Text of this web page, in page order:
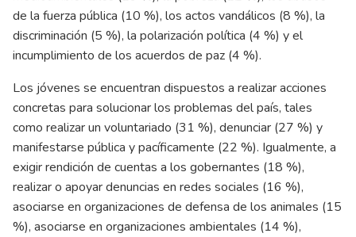
de la fuerza pública (10 %), los actos vandálicos (8 %), la
discriminación (5 %), la polarización política (4 %) y el
incumplimiento de los acuerdos de paz (4 %).
Los jóvenes se encuentran dispuestos a realizar acciones
concretas para solucionar los problemas del país, tales
como realizar un voluntariado (31 %), denunciar (27 %) y
manifestarse pública y pacíficamente (22 %). Igualmente, a
exigir rendición de cuentas a los gobernantes (18 %),
realizar o apoyar denuncias en redes sociales (16 %),
asociarse en organizaciones de defensa de los animales (15
%), asociarse en organizaciones ambientales (14 %),